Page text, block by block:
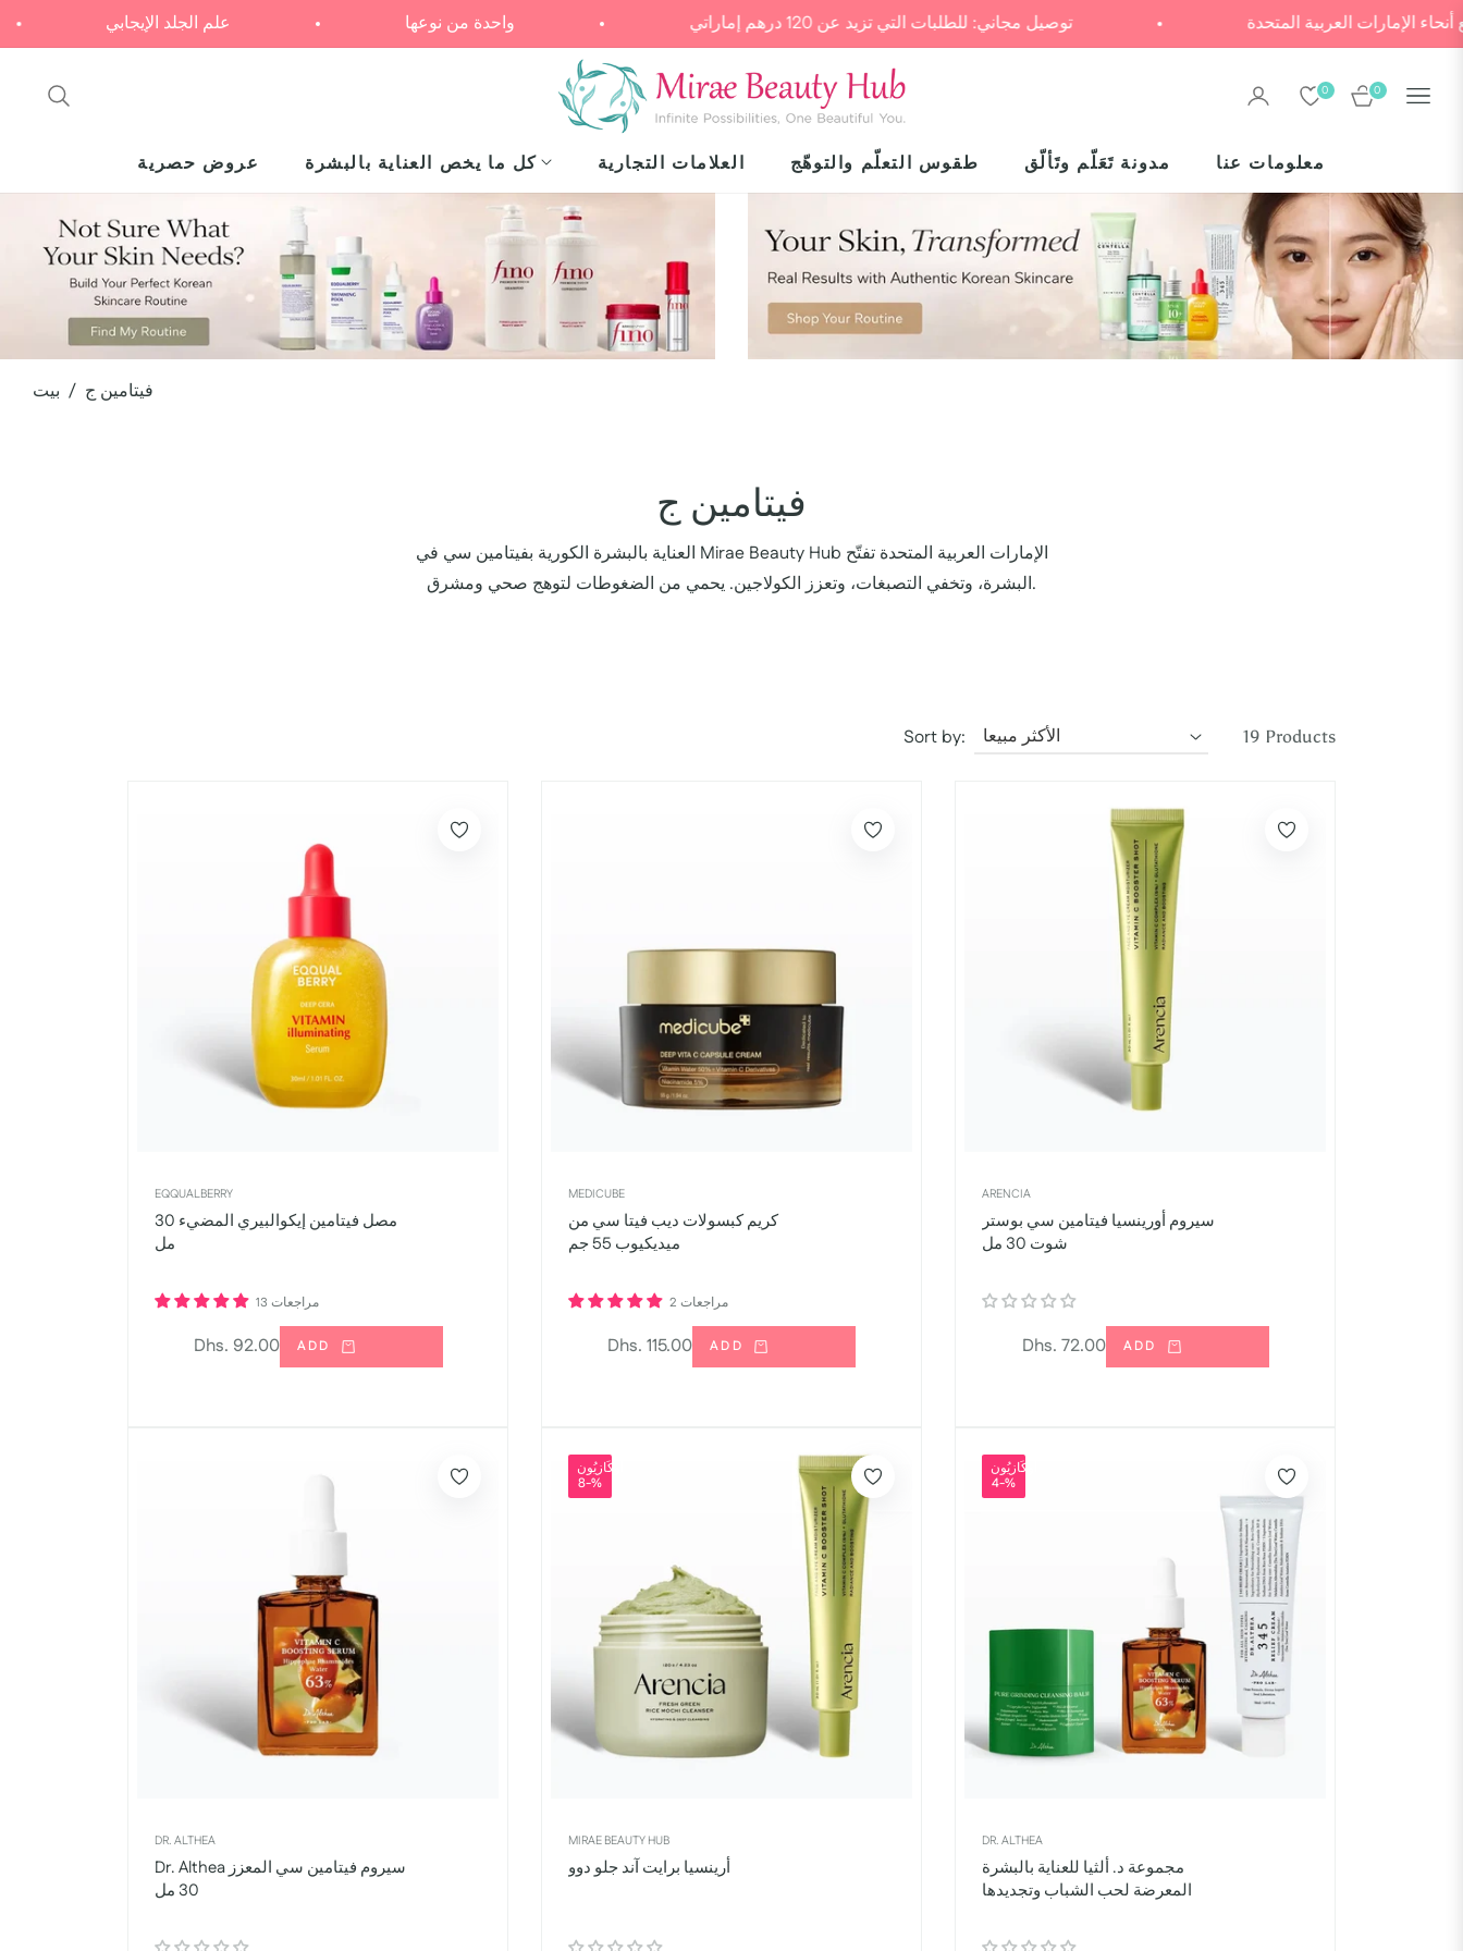
علم الجلد الإيجابي واحدة من نوعها توصيل مجاني: للطلبات التي تزيد عن 120 درهم إماراتي توصيل لجميع أنحاء الإمارات العربية المتحدة
0 0
العربة
عروض حصرية كل ما يخص العناية بالبشرة العلامات التجارية طقوس التعلّم والتوهّج مدونة تَعَلّم وتَألّق معلومات عنا
بيت / فيتامين ج
مجموعة:
فيتامين ج
العناية بالبشرة الكورية بفيتامين سي في Mirae Beauty Hub الإمارات العربية المتحدة تفتّح
البشرة، وتخفي التصبغات، وتعزز الكولاجين. يحمي من الضغوطات لتوهج صحي ومشرق.
Sort by: 19 Products
EQQUALBERRY
مصل فيتامين إيكوالبيري المضيء 30
مل
13 مراجعات
السعر
Dhs. 92.00 ADD
MEDICUBE
كريم كبسولات ديب فيتا سي من
ميديكيوب 55 جم
2 مراجعات
السعر
Dhs. 115.00 ADD
ARENCIA
سيروم أورينسيا فيتامين سي بوستر
شوت 30 مل
السعر
Dhs. 72.00 ADD
DR. ALTHEA
Dr. Althea سيروم فيتامين سي المعزز
30 مل
أُوكَازيُون
-8%
MIRAE BEAUTY HUB
أرينسيا برايت آند جلو دوو
أُوكَازيُون
-4%
DR. ALTHEA
مجموعة د. ألثيا للعناية بالبشرة
المعرضة لحب الشباب وتجديدها